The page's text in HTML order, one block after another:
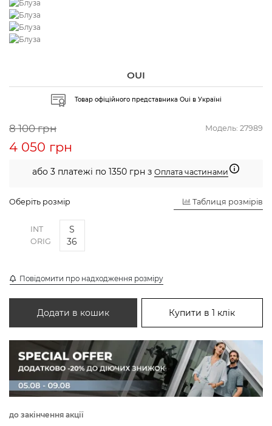
OUI
Товар офіційного представника Oui в Україні
Модель: 27989
8 100 грн
4 050 грн
або 3 платежі по 1350 грн з Оплата частинами
Оберіть розмір Таблиця розмірів
INT
ORIG
S
36
Повідомити про надходження розміру
Додати в кошик Купити в 1 клік
до закінчення акції